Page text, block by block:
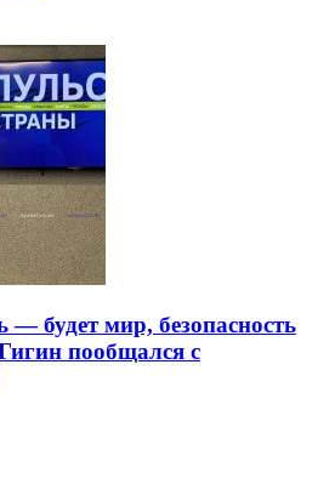
— будет мир, безопасность
пообщался с